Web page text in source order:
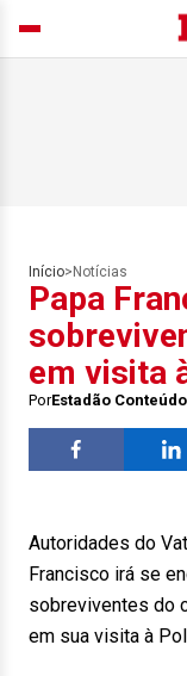
Início> Notícias
Papa
em visita
PorEstadão Conteúdo
Autoridades do
Francisco irá se
sobreviventes do
em sua visita à